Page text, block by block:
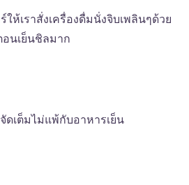
ห้เราสั่งเครื่องดื่มนั่งจิบเพลินๆด้วย
อนเย็นชิลมาก
ดเต็มไม่แพ้กับอาหารเย็น